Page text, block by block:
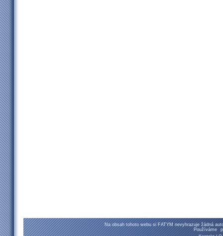
Na obsah tohoto webu si FATYM nevyhrazuje žádná
Používáme